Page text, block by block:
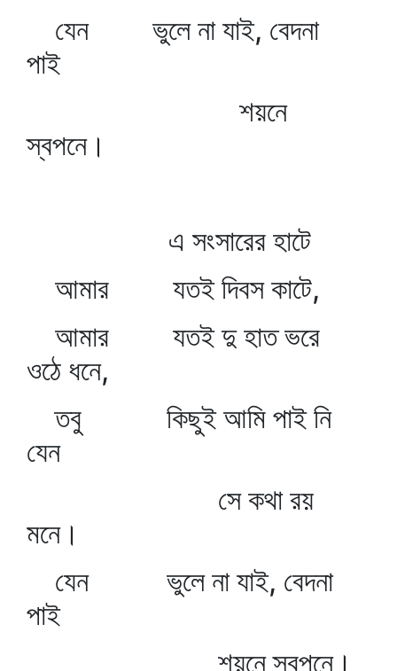
যেন ভুলে না যাই, বেদনা
পাই
শয়নে
স্বপনে।
এ সংসারের হাটে
আমার যতই দিবস কাটে,
আমার যতই দু হাত ভরে
ওঠে ধনে,
তবু কিছুই আমি পাই নি
যেন
সে কথা রয়
মনে।
যেন ভুলে না যাই, বেদনা
পাই
শয়নে স্বপনে।